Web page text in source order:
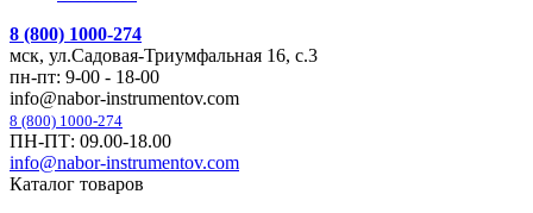
8 (800) 1000-274
мск, ул.Садовая-Триумфальная 16, с.3
пн-пт: 9-00 - 18-00
info@nabor-instrumentov.com
8 (800) 1000-274
ПН-ПТ: 09.00-18.00
info@nabor-instrumentov.com
Каталог товаров